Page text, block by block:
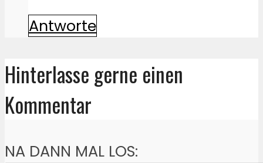
Antworte
Hinterlasse gerne einen
Kommentar
NA DANN MAL LOS: